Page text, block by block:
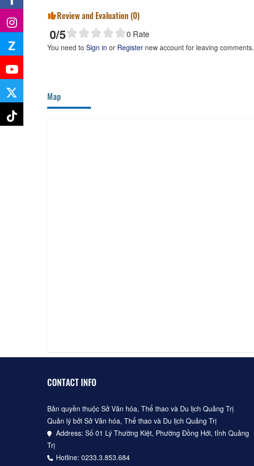
Review and Evaluation (0)
0/5 0 Rate
You need to Sign in or Register new account for leaving comments.
Map
CONTACT INFO
Bản quyền thuộc Sở Văn hóa, Thể thao và Du lịch Quảng Trị
Quản lý bởi Sở Văn hóa, Thể thao và Du lịch Quảng Trị
Address: Số 01 Lý Thường Kiệt, Phường Đồng Hới, tỉnh Quảng
Trị
Hotline: 0233.3.853.684
Z